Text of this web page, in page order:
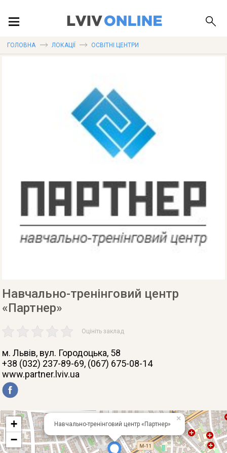
ДОВІДКА
ГОЛОВНА ЛОКАЦІЇ ОСВІТНІ ЦЕНТРИ
Навчально-тренінговий центр
«Партнер»
Оцініть заклад
м. Львів, вул. Городоцька, 58
+38 (032) 237-89-69, (067) 675-08-14
www.partner.lviv.ua
Навчально-тренінговий центр «Партнер»
×
+
−